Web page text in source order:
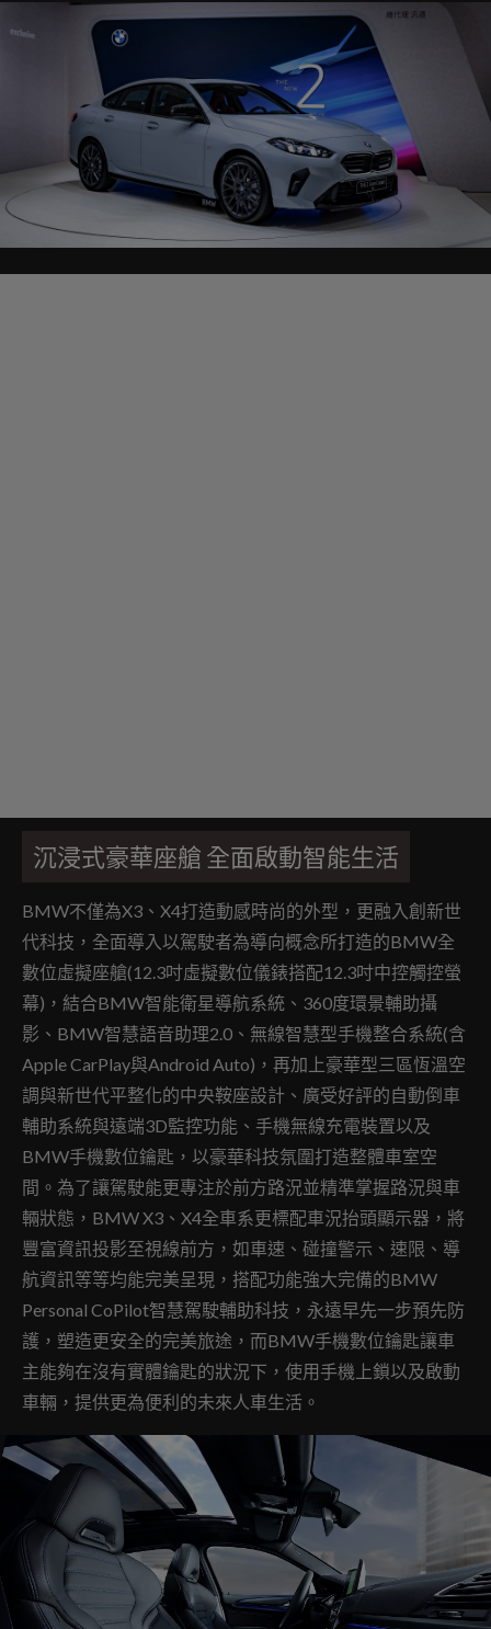
沉浸式豪華座艙 全面啟動智能生活
BMW不僅為X3、X4打造動感時尚的外型，更融入創新世
代科技，全面導入以駕駛者為導向概念所打造的BMW全
數位虛擬座艙(12.3吋虛擬數位儀錶搭配12.3吋中控觸控螢
幕)，結合BMW智能衛星導航系統、360度環景輔助攝
影、BMW智慧語音助理2.0、無線智慧型手機整合系統(含
Apple CarPlay與Android Auto)，再加上豪華型三區恆溫空
調與新世代平整化的中央鞍座設計、廣受好評的自動倒車
輔助系統與遠端3D監控功能、手機無線充電裝置以及
BMW手機數位鑰匙，以豪華科技氛圍打造整體車室空
間。為了讓駕駛能更專注於前方路況並精準掌握路況與車
輛狀態，BMW X3、X4全車系更標配車況抬頭顯示器，將
豐富資訊投影至視線前方，如車速、碰撞警示、速限、導
航資訊等等均能完美呈現，搭配功能強大完備的BMW
Personal CoPilot智慧駕駛輔助科技，永遠早先一步預先防
護，塑造更安全的完美旅途，而BMW手機數位鑰匙讓車
主能夠在沒有實體鑰匙的狀況下，使用手機上鎖以及啟動
車輛，提供更為便利的未來人車生活。